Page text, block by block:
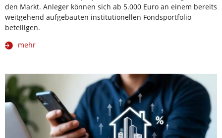
den Markt. Anleger können sich ab 5.000 Euro an einem bereits
weitgehend aufgebauten institutionellen Fondsportfolio
beteiligen.
mehr